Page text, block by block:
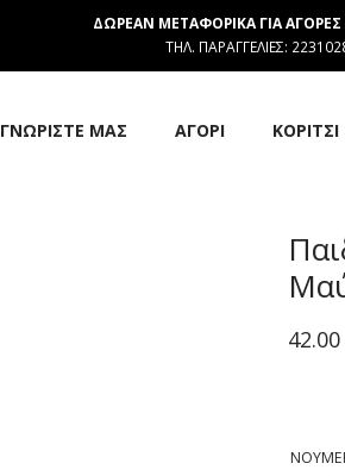
ΔΩΡΕΑΝ ΜΕΤΑΦΟΡΙΚΑ ΓΙΑ
ΤΗΛ. ΠΑΡΑΓΓΕΛΙΕΣ:
ΓΝΩΡΙΣΤΕ ΜΑΣ ΑΓΟΡΙ ΚΟΡΙΤΣΙ
42.00